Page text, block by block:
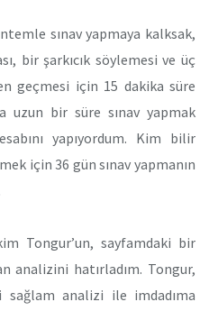
sınav yapmaya kalksak,
bir şarkıcık söylemesi ve üç
geçmesi için 15 dakika süre
uzun bir süre sınav yapmak
yapıyordum. Kim bilir
için 36 gün sınav yapmanın
Tongur’un, sayfamdaki bir
analizini hatırladım. Tongur,
analizi ile imdadıma